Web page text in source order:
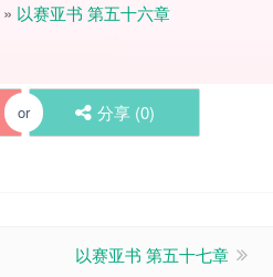
» 以赛亚书 第五十六章
or 分享 (0)
以赛亚书 第五十七章